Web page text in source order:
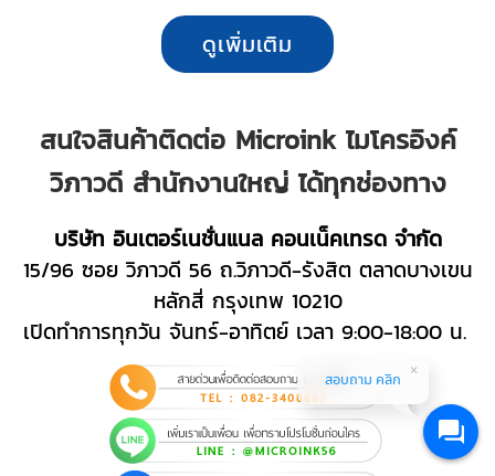
ดูเพิ่มเติม
สนใจสินค้าติดต่อ Microink ไมโครอิงค์
วิภาวดี สำนักงานใหญ่ ได้ทุกช่องทาง
บริษัท อินเตอร์เนชั่นแนล คอนเน็คเทรด จำกัด
15/96 ซอย วิภาวดี 56 ถ.วิภาวดี-รังสิต ตลาดบางเขน
หลักสี่ กรุงเทพ 10210
เปิดทำการทุกวัน จันทร์-อาทิตย์ เวลา 9:00-18:00 น.
สอบถาม คลิก